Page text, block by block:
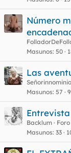
Número
Masunos 50
Las
Masunos 57
Backlum
Masunos 33